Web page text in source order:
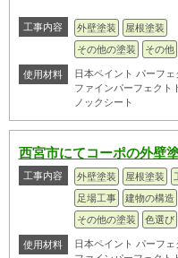
工事内容 外壁塗装
屋根塗装
その他の塗装
その他
使用材料
日本ペイント パーフェ
ファインパーフェクト
ノックシート
西宮市にてコーポの外壁
工事内容 外壁塗装 屋根塗装
足場工事
建物の構造
その他の塗装
色選び
使用材料
日本ペイント パーフェ